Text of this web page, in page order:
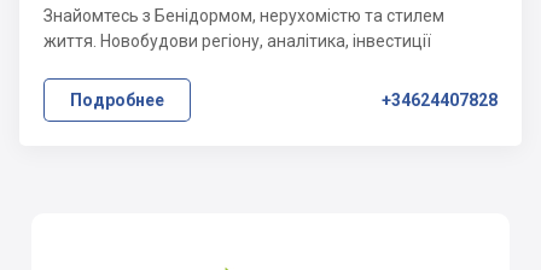
Знайомтесь з Бенідормом, нерухомістю та стилем
життя. Новобудови регіону, аналітика, інвестиції
Подробнее +34624407828